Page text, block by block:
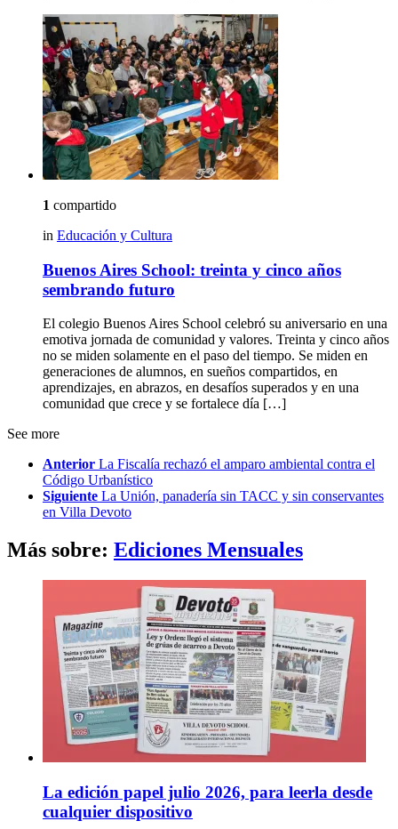
1 compartido
in Educación y Cultura
Buenos Aires School: treinta y cinco años
sembrando futuro
El colegio Buenos Aires School celebró su aniversario en una
emotiva jornada de comunidad y valores. Treinta y cinco años
no se miden solamente en el paso del tiempo. Se miden en
generaciones de alumnos, en sueños compartidos, en
aprendizajes, en abrazos, en desafíos superados y en una
comunidad que crece y se fortalece día […]
See more
Anterior La Fiscalía rechazó el amparo ambiental contra el
Código Urbanístico
Siguiente La Unión, panadería sin TACC y sin conservantes
en Villa Devoto
Más sobre: Ediciones Mensuales
La edición papel julio 2026, para leerla desde
cualquier dispositivo